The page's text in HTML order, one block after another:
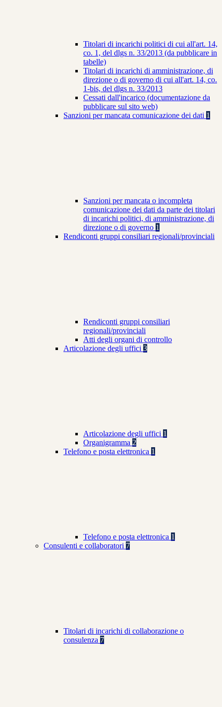
Titolari di incarichi politici di cui all'art. 14,
co. 1, del dlgs n. 33/2013 (da pubblicare in
tabelle)
Titolari di incarichi di amministrazione, di
direzione o di governo di cui all'art. 14, co.
1-bis, del dlgs n. 33/2013
Cessati dall'incarico (documentazione da
pubblicare sul sito web)
Sanzioni per mancata comunicazione dei dati 1
Sanzioni per mancata o incompleta
comunicazione dei dati da parte dei titolari
di incarichi politici, di amministrazione, di
direzione o di governo 1
Rendiconti gruppi consiliari regionali/provinciali
Rendiconti gruppi consiliari
regionali/provinciali
Atti degli organi di controllo
Articolazione degli uffici 3
Articolazione degli uffici 1
Organigramma 2
Telefono e posta elettronica 1
Telefono e posta elettronica 1
Consulenti e collaboratori 7
Titolari di incarichi di collaborazione o
consulenza 7